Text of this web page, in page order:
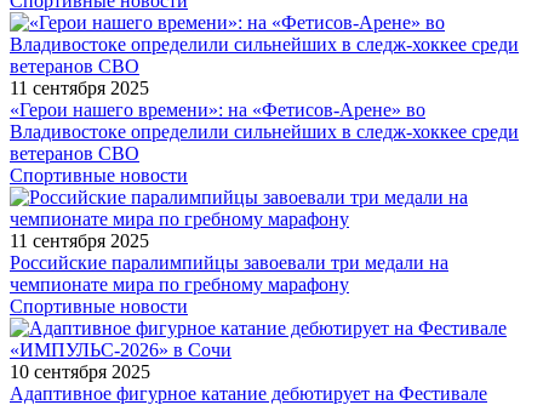
11 сентября 2025
«Герои нашего времени»: на «Фетисов-Арене» во
Владивостоке определили сильнейших в следж-хоккее среди
ветеранов СВО
Спортивные новости
11 сентября 2025
Российские паралимпийцы завоевали три медали на
чемпионате мира по гребному марафону
Спортивные новости
10 сентября 2025
Адаптивное фигурное катание дебютирует на Фестивале